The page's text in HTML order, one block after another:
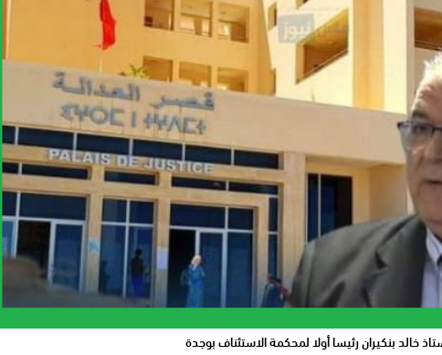
خالد بنكيران رئيسا أولا لمحكمة الاستئناف بوجدة